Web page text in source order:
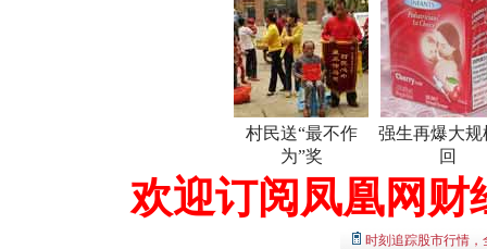
村民送“最不作
为”奖
强生再爆大规
回
欢迎订阅凤凰网财
时刻追踪股市行情